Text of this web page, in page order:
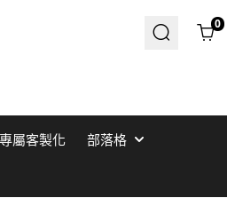
Cart0
專屬客製化
部落格